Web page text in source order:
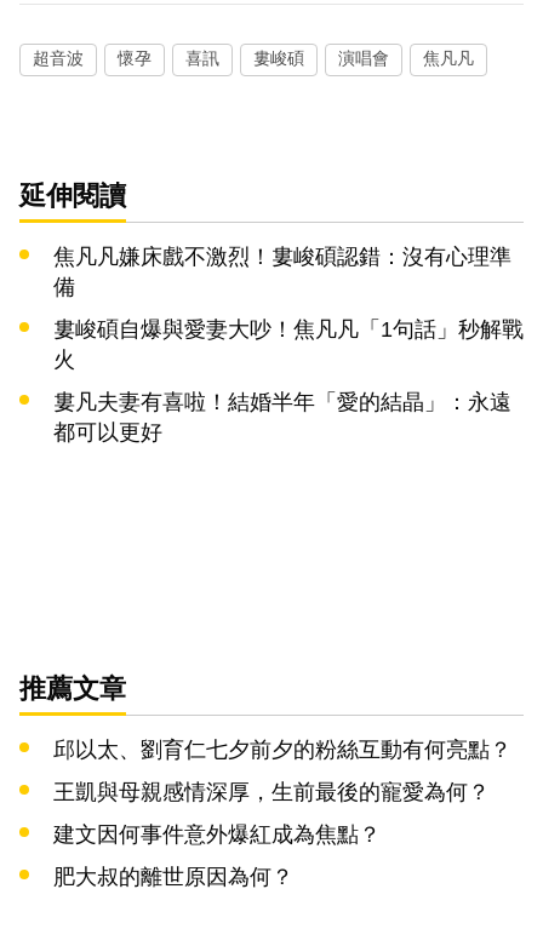
超音波 懷孕 喜訊 婁峻碩 演唱會 焦凡凡
延伸閱讀
焦凡凡嫌床戲不激烈！婁峻碩認錯：沒有心理準
備
婁峻碩自爆與愛妻大吵！焦凡凡「1句話」秒解戰
火
婁凡夫妻有喜啦！結婚半年「愛的結晶」：永遠
都可以更好
推薦文章
邱以太、劉育仁七夕前夕的粉絲互動有何亮點？
王凱與母親感情深厚，生前最後的寵愛為何？
建文因何事件意外爆紅成為焦點？
肥大叔的離世原因為何？